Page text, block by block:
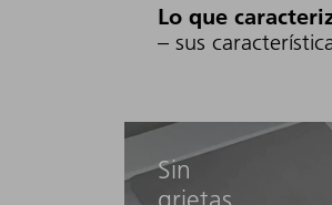
Lo que
– sus
Sin